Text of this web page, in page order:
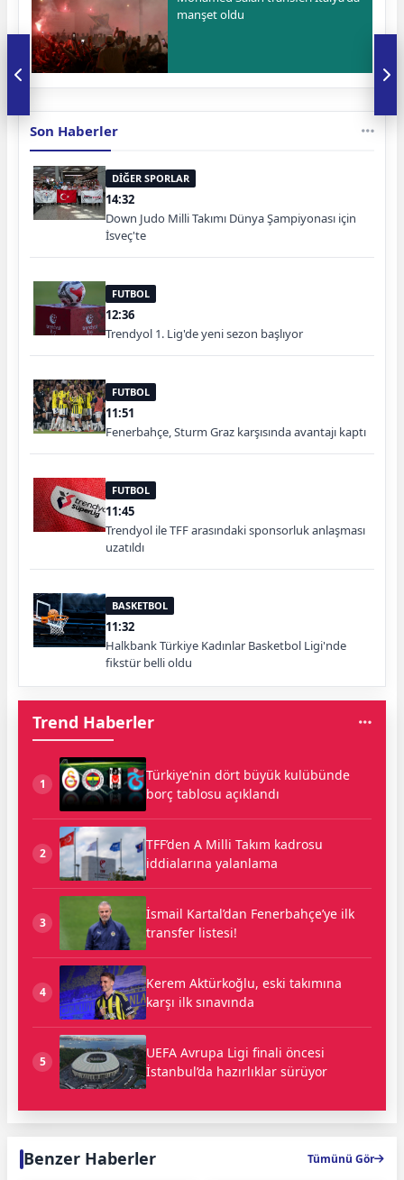
manşet oldu
Son Haberler
DİĞER SPORLAR
14:32
Down Judo Milli Takımı Dünya Şampiyonası için
İsveç'te
FUTBOL
12:36
Trendyol 1. Lig'de yeni sezon başlıyor
FUTBOL
11:51
Fenerbahçe, Sturm Graz karşısında avantajı kaptı
FUTBOL
11:45
Trendyol ile TFF arasındaki sponsorluk anlaşması
uzatıldı
BASKETBOL
11:32
Halkbank Türkiye Kadınlar Basketbol Ligi'nde
fikstür belli oldu
Trend Haberler
1
Türkiye’nin dört büyük kulübünde
borç tablosu açıklandı
2
TFF’den A Milli Takım kadrosu
iddialarına yalanlama
3
İsmail Kartal’dan Fenerbahçe’ye ilk
transfer listesi!
4
Kerem Aktürkoğlu, eski takımına
karşı ilk sınavında
5
UEFA Avrupa Ligi finali öncesi
İstanbul’da hazırlıklar sürüyor
Benzer Haberler Tümünü Gör